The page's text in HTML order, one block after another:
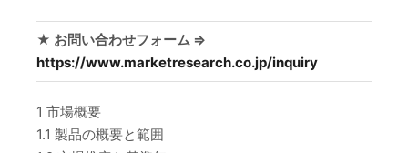
★ お問い合わせフォーム ⇒
https://www.marketresearch.co.jp/inquiry
1 市場概要
1.1 製品の概要と範囲